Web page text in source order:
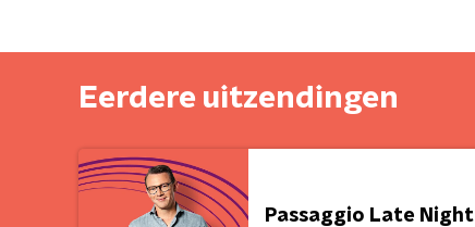
Eerdere uitzendingen
Passaggio Late Night